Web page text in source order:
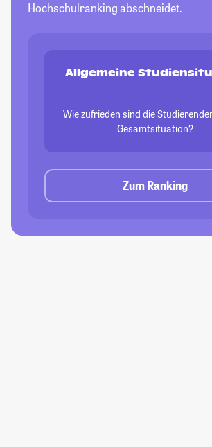
Hochschulranking abschneidet.
Allgemeine
Wie zufrieden sind die
Gesamtsituation?
Zum Ranking